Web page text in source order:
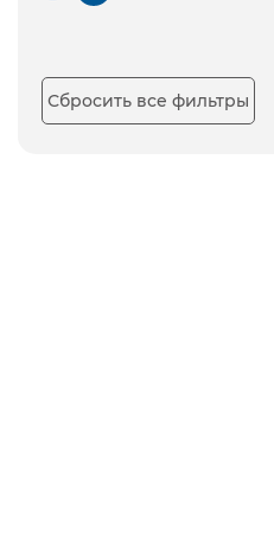
Сбросить все фильтры